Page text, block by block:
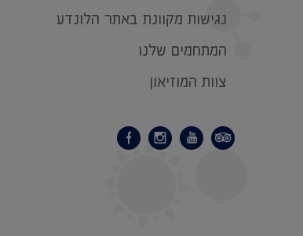
נגישות מקוונת באתר הלונדע
המתחמים שלנו
צוות המוזיאון